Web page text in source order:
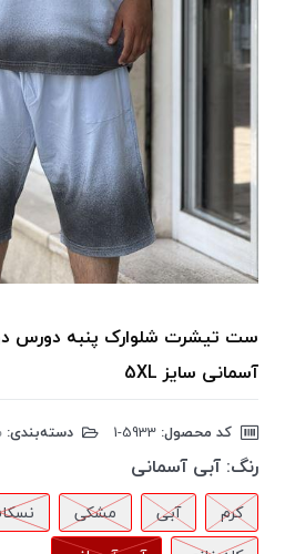
ست تیشرت شلوارک پنبه دورس
آسمانی سایز 5XL
کد محصول: دسته‌بندی:
رنگ: آبی آسمانی
کرم آبی مشکی